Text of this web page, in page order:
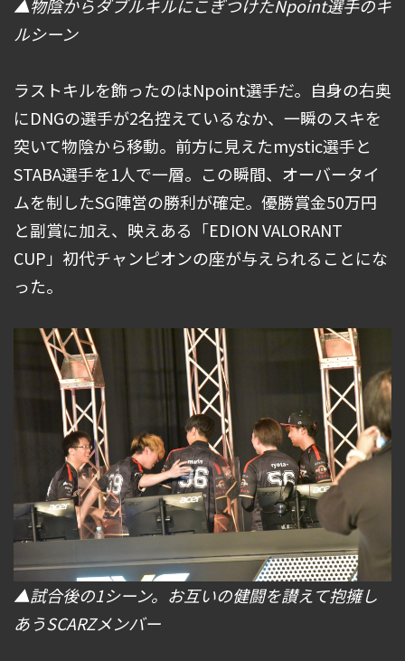
▲物陰からダブルキルにこぎつけたNpoint選手のキ
ルシーン
ラストキルを飾ったのはNpoint選手だ。自身の右奥
にDNGの選手が2名控えているなか、一瞬のスキを
突いて物陰から移動。前方に見えたmystic選手と
STABA選手を1人で一層。この瞬間、オーバータイ
ムを制したSG陣営の勝利が確定。優勝賞金50万円
と副賞に加え、映えある「EDION VALORANT
CUP」初代チャンピオンの座が与えられることにな
った。
▲試合後の1シーン。お互いの健闘を讃えて抱擁し
あうSCARZメンバー